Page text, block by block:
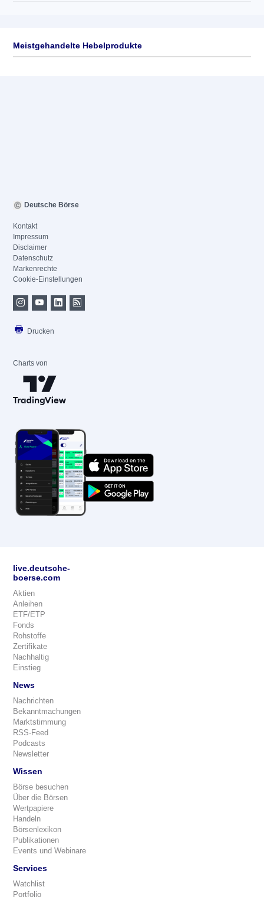
Meistgehandelte Hebelprodukte
Deutsche Börse
Kontakt
Impressum
Disclaimer
Datenschutz
Markenrechte
Cookie-Einstellungen
Drucken
Charts von
live.deutsche-
boerse.com
Aktien
Anleihen
ETF/ETP
Fonds
Rohstoffe
Zertifikate
Nachhaltig
Einstieg
News
Nachrichten
Bekanntmachungen
Marktstimmung
RSS-Feed
Podcasts
Newsletter
Wissen
Börse besuchen
Über die Börsen
Wertpapiere
Handeln
Börsenlexikon
Publikationen
Events und Webinare
Services
Watchlist
Portfolio